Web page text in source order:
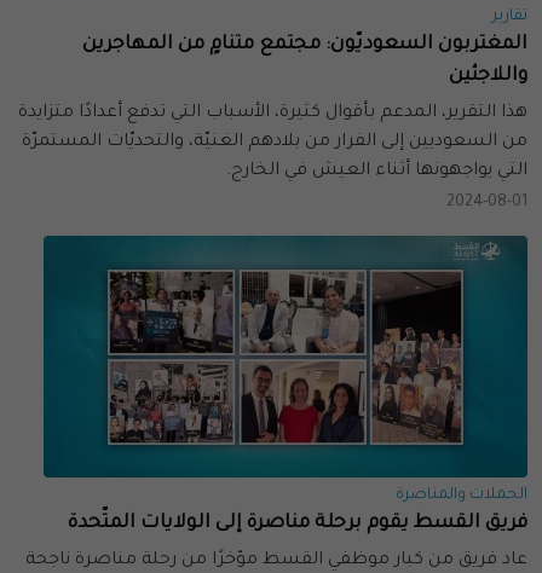
تقارير
المغتربون السعوديّون: مجتمع متنامٍ من المهاجرين
واللاجئين
هذا التقرير، المدعم بأقوال كثيرة، الأسباب التي تدفع أعدادًا متزايدة
من السعوديين إلى الفرار من بلادهم الغنيّة، والتحديّات المستمرّة
التي يواجهونها أثناء العيش في الخارج.
2024-08-01
الحملات والمناصرة
فريق القسط يقوم برحلة مناصرة إلى الولايات المتّحدة
عاد فريق من كبار موظفي القسط مؤخرًا من رحلة مناصرة ناجحة